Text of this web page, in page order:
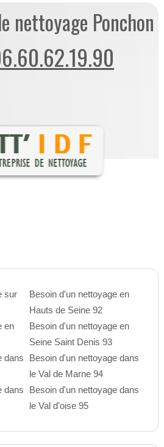
nettoyage Ponchon
sur
en
dans
dans
Besoin d'un nettoyage en
Hauts de Seine 92
Besoin d'un nettoyage en
Seine Saint Denis 93
Besoin d'un nettoyage dans
le Val de Marne 94
Besoin d'un nettoyage dans
le Val d'oise 95